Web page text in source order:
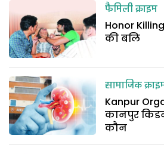
फैमिली क्राइम
Honor
की बलि
सामाजिक
Kanpur
कानपुर
कौन